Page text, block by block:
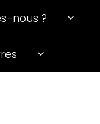
nous ?